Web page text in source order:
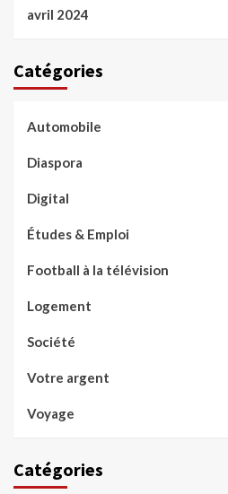
avril 2024
Catégories
Automobile
Diaspora
Digital
Études & Emploi
Football à la télévision
Logement
Société
Votre argent
Voyage
Catégories